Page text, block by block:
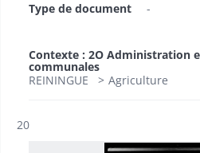
Type de document
-
Contexte : 2O Administration
communales
REININGUE
Agriculture
Résultat n°
20